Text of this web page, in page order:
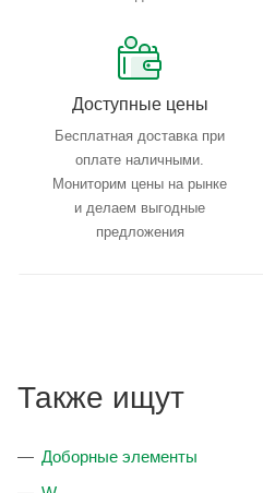
Доступные цены
Бесплатная доставка при
оплате наличными.
Мониторим цены на рынке
и делаем выгодные
предложения
Также ищут
Доборные элементы